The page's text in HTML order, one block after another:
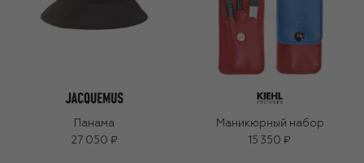
Панама
27 050 ₽
Маникюрный набор
15 350 ₽